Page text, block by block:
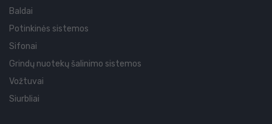
Baldai
Potinkinės sistemos
Sifonai
Grindų nuotekų šalinimo sistemos
Vožtuvai
Siurbliai